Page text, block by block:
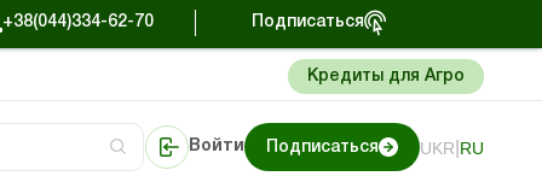
+38(044)334-62-70 Подписаться
Кредиты для Агро
Войти Подписаться UKR RU